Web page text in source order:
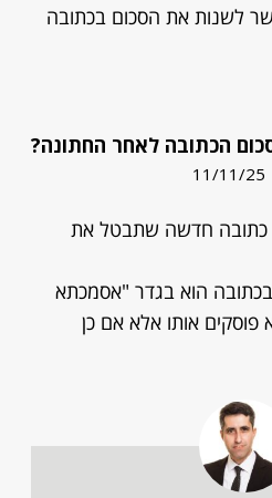
לשנות את הסכום בכתובה
הכתובה לאחר החתונה?
11/11/25
כתובה חדשה שתבטל את
הוא בגדר "אסמכתא
פוסקים אותו אלא אם כן